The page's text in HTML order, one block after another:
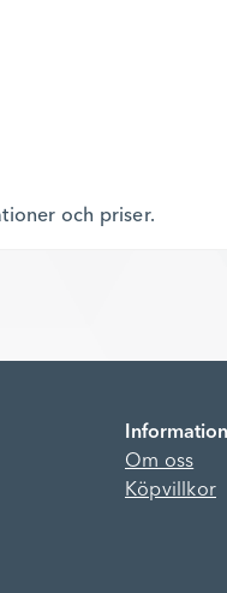
och priser.
Information
Om oss
Köpvillkor